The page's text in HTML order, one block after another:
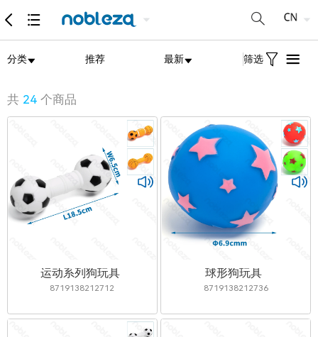
分类 推荐 最新 筛选
共 24个商品
运动系列狗玩具
8719138212712
球形狗玩具
8719138212736